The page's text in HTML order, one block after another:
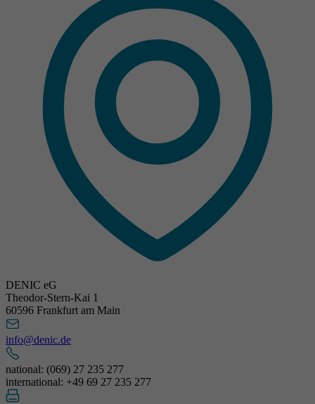
DENIC eG
Theodor-Stern-Kai 1
60596 Frankfurt am Main
info@denic.de
national: (069) 27 235 277
international: +49 69 27 235 277